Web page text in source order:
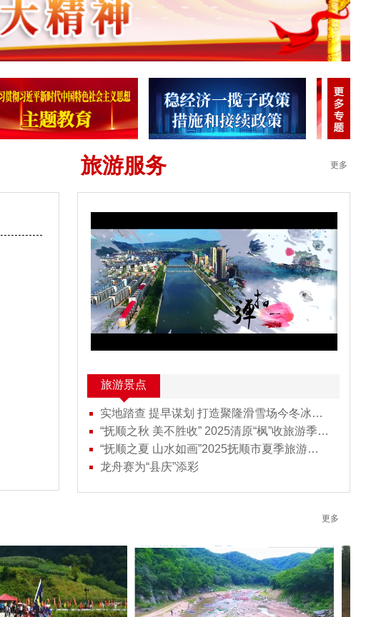
旅游服务 更多
旅游景点
实地踏查 提早谋划 打造聚隆滑雪场今冬冰雪旅游新体验新场景
“抚顺之秋 美不胜收” 2025清原“枫”收旅游季 暨中药材产业高质量发展大会新闻发布会举行
“抚顺之夏 山水如画”2025抚顺市夏季旅游启动暨红河峡谷漂流开漂仪式在清原举行
龙舟赛为“县庆”添彩
更多